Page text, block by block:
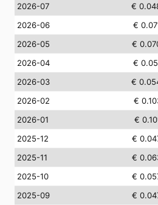
2026-07
€
2026-06
€
2026-05
€
2026-04
€
2026-03
€
2026-02
€
2026-01
€
2025-12
€
2025-11
€
2025-10
€
2025-09
€